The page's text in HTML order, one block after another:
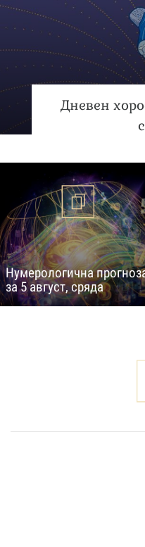
Дневен
Нумерологична
за 5 август, сряда